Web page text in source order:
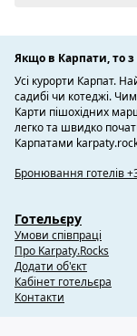
Якщо в Карпати, то з
Усі курорти Карпат.
садибі чи котеджі.
Карти пішохідних
легко та швидко
Карпатами
Бронювання готелів
Готельєру
Умови співпраці
Про Karpaty.Rocks
Додати об'єкт
Кабінет готельєра
Контакти